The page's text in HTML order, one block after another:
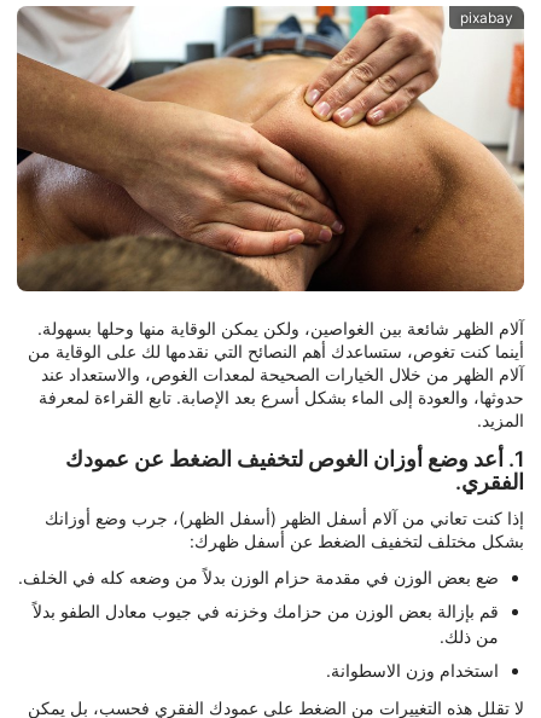
pixabay
آلام الظهر شائعة بين الغواصين، ولكن يمكن الوقاية منها وحلها بسهولة.
أينما كنت تغوص، ستساعدك أهم النصائح التي نقدمها لك على الوقاية من
آلام الظهر من خلال الخيارات الصحيحة لمعدات الغوص، والاستعداد عند
حدوثها، والعودة إلى الماء بشكل أسرع بعد الإصابة. تابع القراءة لمعرفة
المزيد.
1. أعد وضع أوزان الغوص لتخفيف الضغط عن عمودك
الفقري.
إذا كنت تعاني من آلام أسفل الظهر (أسفل الظهر)، جرب وضع أوزانك
بشكل مختلف لتخفيف الضغط عن أسفل ظهرك:
ضع بعض الوزن في مقدمة حزام الوزن بدلاً من وضعه كله في الخلف.
قم بإزالة بعض الوزن من حزامك وخزنه في جيوب معادل الطفو بدلاً
من ذلك.
استخدام وزن الاسطوانة.
لا تقلل هذه التغييرات من الضغط على عمودك الفقري فحسب، بل يمكن